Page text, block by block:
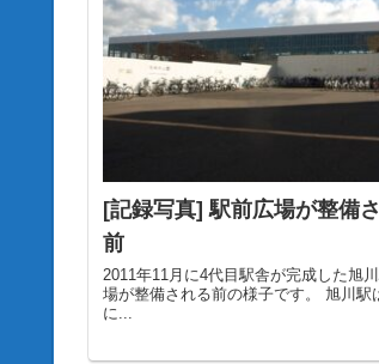
[記録写真] 駅前広場が整備
前
2011年11月に4代目駅舎が完成した旭
場が整備される前の様子です。 旭川駅
に...